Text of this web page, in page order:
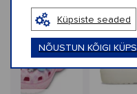
Küpsiste seaded
NÕUSTUN KÕIGI